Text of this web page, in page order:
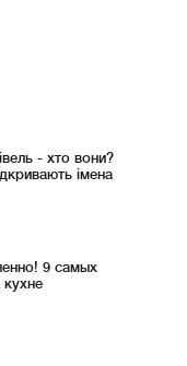
- хто вони?
імена
9 самых